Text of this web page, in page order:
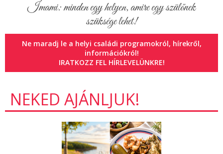
Imami: minden egy helyen, amire egy szülőnek
szüksége lehet!
Ne maradj le a helyi családi programokról, hírekről,
információkról!
IRATKOZZ FEL HÍRLEVELÜNKRE!
NEKED AJÁNLJUK!